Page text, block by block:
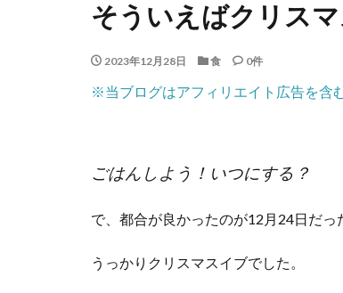
そういえばクリス
2023年12月28日 食 0件
※当ブログはアフィリエイト広告を含
ごはんしよう！いつにする？
で、都合が良かったのが12月24日だっ
うっかりクリスマスイブでした。